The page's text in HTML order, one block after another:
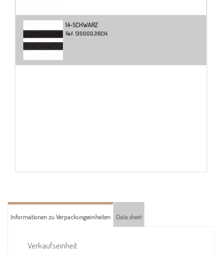
14-SCHWARZ
Ref: S10000J16C14
Informationen zu Verpackungseinheiten Data sheet
Verkaufseinheit